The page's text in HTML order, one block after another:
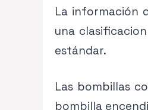
La información
una
estándar.
Las bombillas
bombilla